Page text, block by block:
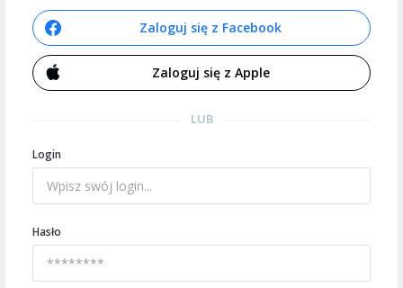
Zaloguj się z Facebook
Zaloguj się z Apple
LUB
Login
Hasło